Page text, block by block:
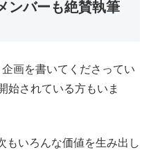
ンバーも絶賛執筆
画を書いてくださってい
始されている方もいま
もいろんな価値を生み出し